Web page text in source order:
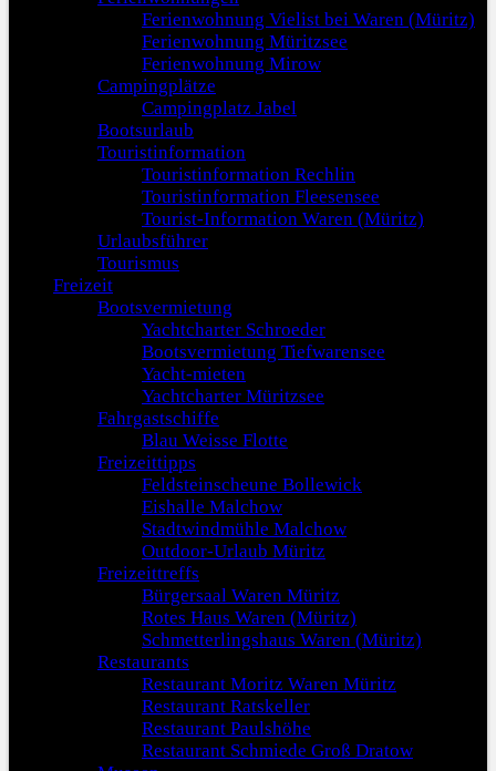
Ferienwohnung Vielist bei Waren (Müritz)
Ferienwohnung Müritzsee
Ferienwohnung Mirow
Campingplätze
Campingplatz Jabel
Bootsurlaub
Touristinformation
Touristinformation Rechlin
Touristinformation Fleesensee
Tourist-Information Waren (Müritz)
Urlaubsführer
Tourismus
Freizeit
Bootsvermietung
Yachtcharter Schroeder
Bootsvermietung Tiefwarensee
Yacht-mieten
Yachtcharter Müritzsee
Fahrgastschiffe
Blau Weisse Flotte
Freizeittipps
Feldsteinscheune Bollewick
Eishalle Malchow
Stadtwindmühle Malchow
Outdoor-Urlaub Müritz
Freizeittreffs
Bürgersaal Waren Müritz
Rotes Haus Waren (Müritz)
Schmetterlingshaus Waren (Müritz)
Restaurants
Restaurant Moritz Waren Müritz
Restaurant Ratskeller
Restaurant Paulshöhe
Restaurant Schmiede Groß Dratow